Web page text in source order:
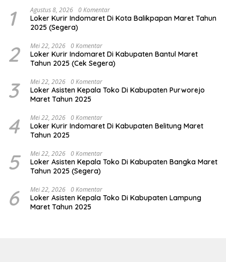
1 Agustus 8, 2026 0 Komentar
Loker Kurir Indomaret Di Kota Balikpapan Maret Tahun
2025 (Segera)
2 Mei 22, 2026 0 Komentar
Loker Kurir Indomaret Di Kabupaten Bantul Maret
Tahun 2025 (Cek Segera)
3 Mei 22, 2026 0 Komentar
Loker Asisten Kepala Toko Di Kabupaten Purworejo
Maret Tahun 2025
4 Mei 22, 2026 0 Komentar
Loker Kurir Indomaret Di Kabupaten Belitung Maret
Tahun 2025
5 Mei 22, 2026 0 Komentar
Loker Asisten Kepala Toko Di Kabupaten Bangka Maret
Tahun 2025 (Segera)
6 Mei 22, 2026 0 Komentar
Loker Asisten Kepala Toko Di Kabupaten Lampung
Maret Tahun 2025